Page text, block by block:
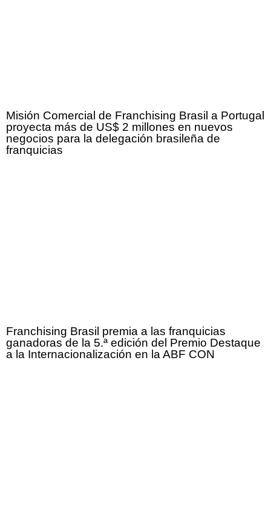
Misión Comercial de Franchising Brasil a Portugal
proyecta más de US$ 2 millones en nuevos
negocios para la delegación brasileña de
franquicias
Franchising Brasil premia a las franquicias
ganadoras de la 5.ª edición del Premio Destaque
a la Internacionalización en la ABF CON